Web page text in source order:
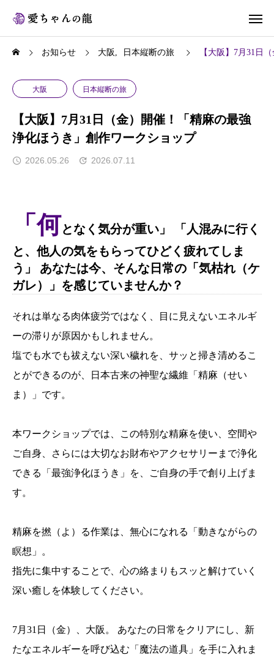
お知らせ 大阪 日本縦断の旅 【大阪】7月31日
大阪 日本縦断の旅
【大阪】7月31日（金）開催！「精麻の最強
浄化ほうき」創作ワークショップ
2026.05.26 2026.07.11
「何となく気分が重い」 「人混みに行く
と、他人の気をもらってひどく疲れてしま
う」 あなたは今、そんな日常の「気枯れ（ケ
ガレ）」を感じていませんか？
それは単なる肉体疲労ではなく、目に見えないエネルギ
ーの滞りが原因かもしれません。
塩でも水でも祓えない深い穢れを、サッと掃き清めるこ
とができるのが、日本古来の神聖な繊維「精麻（せい
ま）」です。
本ワークショップでは、この特別な精麻を使い、空間や
ご自身、さらには大切なお財布やアクセサリーまで浄化
できる「最強浄化ほうき」を、ご自身の手で創り上げま
す。
精麻を撚（よ）る作業は、無心になれる「動きながらの
瞑想」。
指先に集中することで、心の絡まりもスッと解けていく
深い癒しを体験してください。
7月31日（金）、大阪。 あなたの日常をクリアにし、新
たなエネルギーを呼び込む「魔法の道具」を手に入れま